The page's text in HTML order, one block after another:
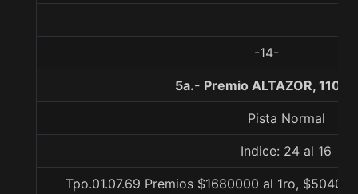
-14-
5a.- Premio ALTAZOR, 1100
Pista Normal
Indice: 24 al 16
Tpo.01.07.69 Premios $1680000 al 1ro,